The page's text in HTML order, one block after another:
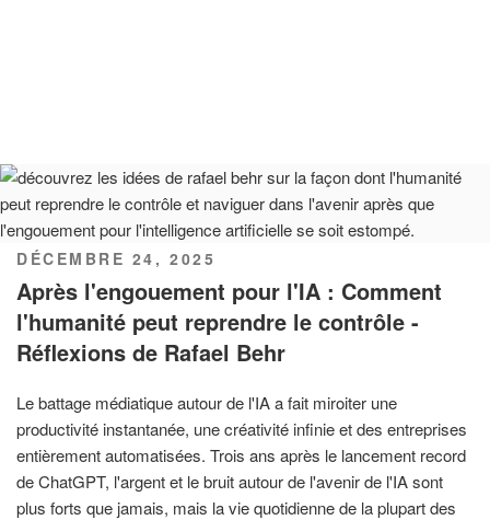
PUBLIÉ
LE
DÉCEMBRE 24, 2025
Après l'engouement pour l'IA : Comment
l'humanité peut reprendre le contrôle -
Réflexions de Rafael Behr
Le battage médiatique autour de l'IA a fait miroiter une
productivité instantanée, une créativité infinie et des entreprises
entièrement automatisées. Trois ans après le lancement record
de ChatGPT, l'argent et le bruit autour de l'avenir de l'IA sont
plus forts que jamais, mais la vie quotidienne de la plupart des